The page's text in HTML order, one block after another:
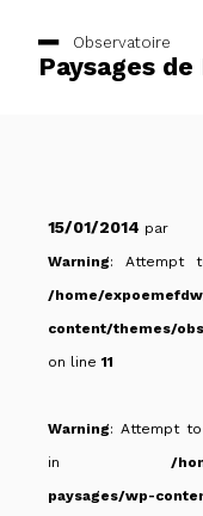
Paysages
Observatoire
15/01/2014 par
Warning: Attempt
/home/
content/themes/
on line 11
Warning: Attempt
in /
paysages/wp-